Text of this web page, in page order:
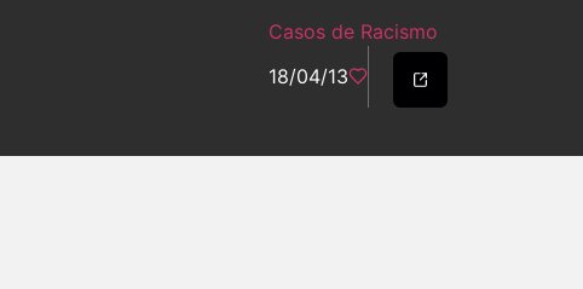
Casos de Racismo
18/04/13